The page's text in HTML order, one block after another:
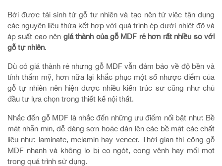
Bởi được tái sinh từ gỗ tự nhiên và tạo nên từ việc tận dụng
các nguyên liệu thừa kết hợp với quá trình ép dưới nhiệt độ và
áp suất cao nên giá thành của gỗ MDF rẻ hơn rất nhiều so với
gỗ tự nhiên.
Dù có giá thành rẻ nhưng gỗ MDF vẫn đảm bảo về độ bền và
tính thẩm mỹ, hơn nữa lại khắc phục một số nhược điểm của
gỗ tự nhiên nên hiện được nhiều kiến trúc sư cũng như chủ
đầu tư lựa chọn trong thiết kế nội thất.
Nhắc đến gỗ MDF là nhắc đến những ưu điểm nổi bật như: Bề
mặt nhẵn mịn, dễ dàng sơn hoặc dán lên các bề mặt các chất
liệu như: laminate, melamin hay veneer. Thời gian thi công gỗ
MDF nhanh và không lo bị co ngót, cong vênh hay mối mọt
trong quá trình sử dụng.